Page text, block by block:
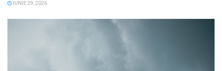
IUNIE 29, 2026